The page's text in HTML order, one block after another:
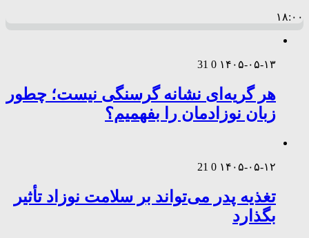
۱۸:۰۰
۱۴۰۵-۰۵-۱۳ 0
31
هر گریه‌ای نشانه گرسنگی نیست؛ چطور
زبان نوزادمان را بفهمیم؟
۱۴۰۵-۰۵-۱۲ 0
21
تغذیه پدر می‌تواند بر سلامت نوزاد تأثیر
بگذارد